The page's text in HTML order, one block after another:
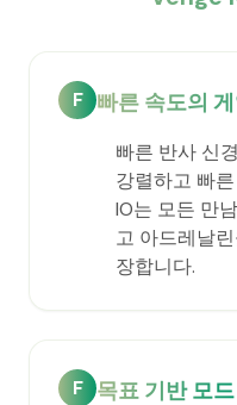
F 빠른 속도의
빠른 반사 신
강렬하고 빠
IO는 모든 만
고 아드레날
장합니다.
F 목표 기반 모드